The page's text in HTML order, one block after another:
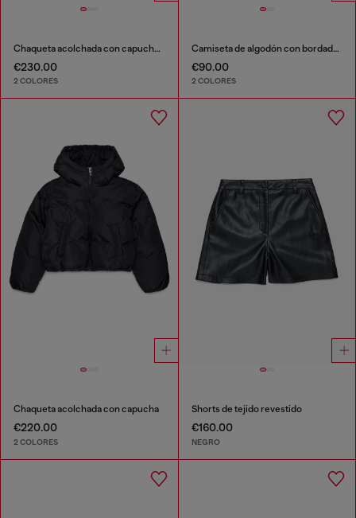
Chaqueta acolchada con capucha y bolsillos oversize
€230.00
2 COLORES
Camiseta de algodón con bordado tonal Oval D
€90.00
2 COLORES
Chaqueta acolchada con capucha
€220.00
2 COLORES
Shorts de tejido revestido
€160.00
NEGRO